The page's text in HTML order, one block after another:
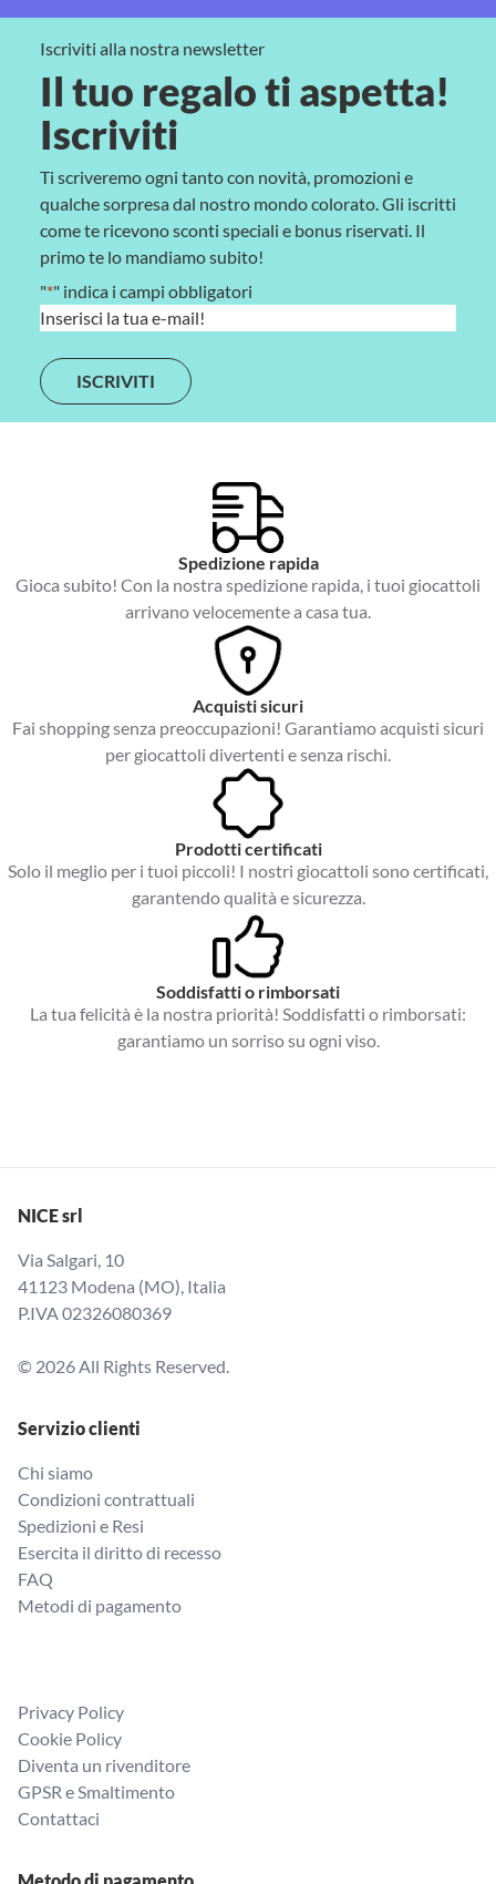
Iscriviti alla nostra newsletter
Il tuo regalo ti aspetta!
Iscriviti
Ti scriveremo ogni tanto con novità, promozioni e
qualche sorpresa dal nostro mondo colorato. Gli iscritti
come te ricevono sconti speciali e bonus riservati. Il
primo te lo mandiamo subito!
"*" indica i campi obbligatori
E
a
i
l
Spedizione rapida
Gioca subito! Con la nostra spedizione rapida, i tuoi giocattoli
arrivano velocemente a casa tua.
Acquisti sicuri
Fai shopping senza preoccupazioni! Garantiamo acquisti sicuri
per giocattoli divertenti e senza rischi.
Prodotti certificati
Solo il meglio per i tuoi piccoli! I nostri giocattoli sono certificati,
garantendo qualità e sicurezza.
Soddisfatti o rimborsati
La tua felicità è la nostra priorità! Soddisfatti o rimborsati:
garantiamo un sorriso su ogni viso.
NICE srl
Via Salgari, 10
41123 Modena (MO), Italia
P.IVA 02326080369
© 2026 All Rights Reserved.
Servizio clienti
Chi siamo
Condizioni contrattuali
Spedizioni e Resi
Esercita il diritto di recesso
FAQ
Metodi di pagamento
Privacy Policy
Cookie Policy
Diventa un rivenditore
GPSR e Smaltimento
Contattaci